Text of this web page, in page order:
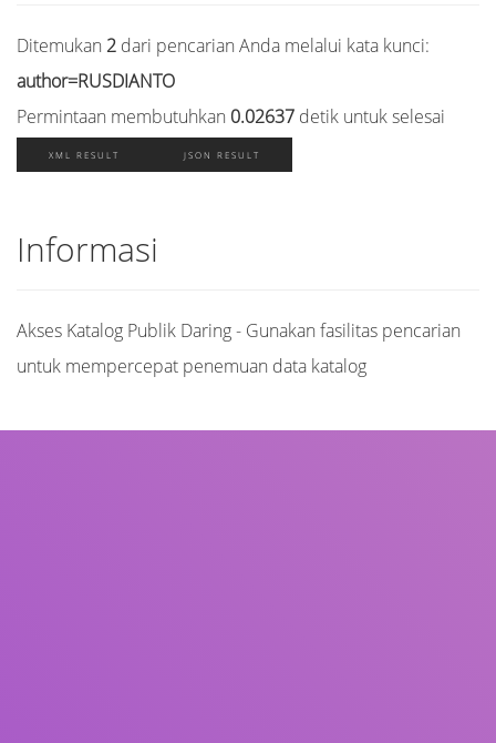
Ditemukan 2 dari pencarian Anda melalui kata kunci:
author=RUSDIANTO
Permintaan membutuhkan 0.02637 detik untuk selesai
XML RESULT JSON RESULT
Informasi
Akses Katalog Publik Daring - Gunakan fasilitas pencarian
untuk mempercepat penemuan data katalog